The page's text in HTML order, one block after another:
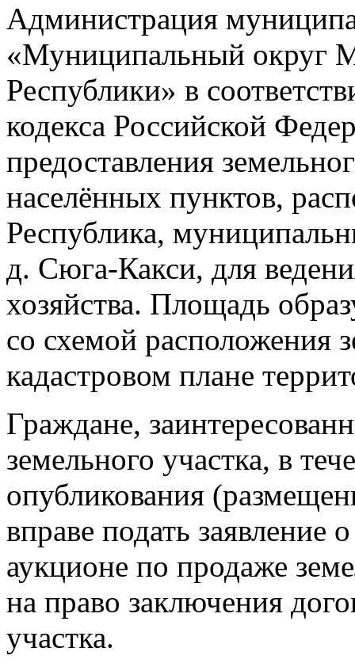
Администрация
«Муниципальный округ
Республики» в
кодекса Российской
предоставления
населённых пунктов,
Республика,
д. Сюга-Какси, для
хозяйства. Площадь
со схемой расположения
кадастровом плане
Граждане,
земельного участка, в
опубликования
вправе подать заявление
аукционе по продаже
на право заключения
участка.